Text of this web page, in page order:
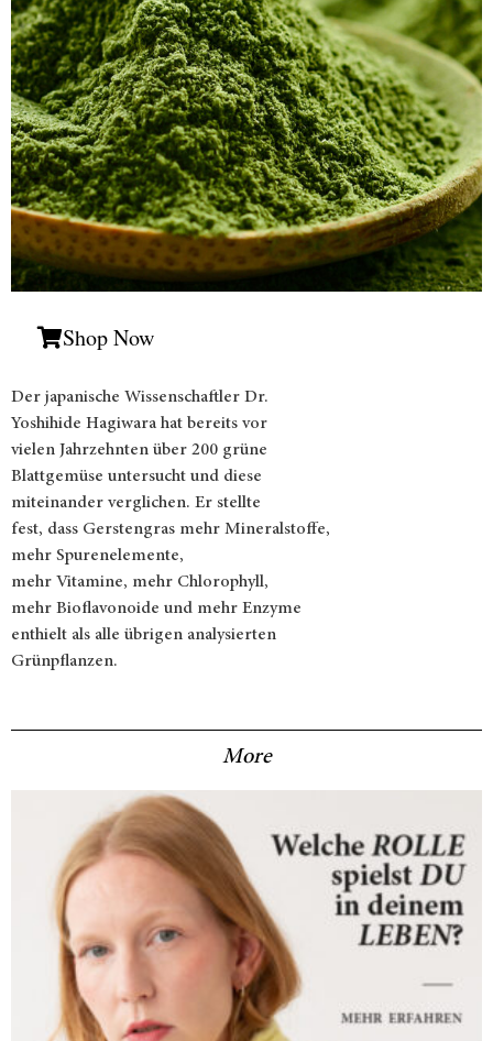
Shop Now
Der japanische Wissenschaftler Dr.
Yoshihide Hagiwara hat bereits vor
vielen Jahrzehnten über 200 grüne
Blattgemüse untersucht und diese
miteinander verglichen. Er stellte
fest, dass Gerstengras mehr Mineralstoffe,
mehr Spurenelemente,
mehr Vitamine, mehr Chlorophyll,
mehr Bioflavonoide und mehr Enzyme
enthielt als alle übrigen analysierten
Grünpflanzen.
More